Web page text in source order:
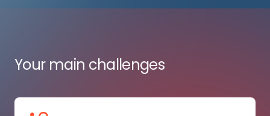
Your main challenges